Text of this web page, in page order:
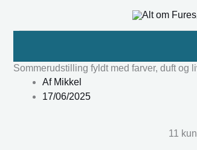
Sommerudstilling fyldt med farver, duft og
AfMikkel
17/06/2025
11